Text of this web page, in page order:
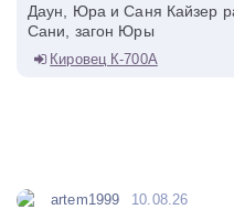
Даун, Юра и Саня Кайзер
Сани, загон Юры
Кировец К-700А
artem1999 10.08.26